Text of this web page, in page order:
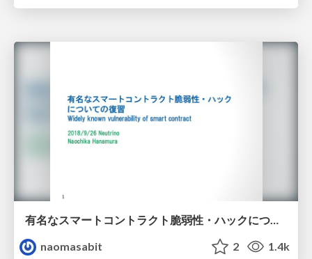
有名なスマートコントラクト脆弱性・ハックについての復習 / Widely known vulnerability of smart contract
naomasabit
2 1.4k